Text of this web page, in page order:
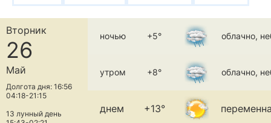
Вторник
26
Май
Долгота дня: 16:56
04:18-21:15
13 лунный день
ночью +5° облачно,
утром +8° облачно,
днем +13°